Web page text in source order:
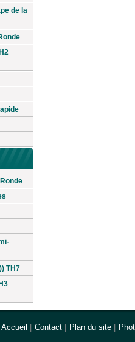
de la
TH7
Accueil | Contact | Plan du site |